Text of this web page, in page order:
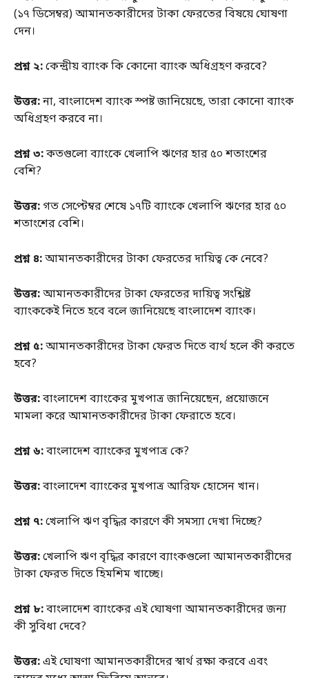
(১৭ ডিসেম্বর) আমানতকারীদের টাকা ফেরতের বিষয়ে ঘোষণা
দেন।
প্রশ্ন ২:কেন্দ্রীয় ব্যাংক কি কোনো ব্যাংক অধিগ্রহণ করবে?
উত্তর:না, বাংলাদেশ ব্যাংক স্পষ্ট জানিয়েছে, তারা কোনো ব্যাংক
অধিগ্রহণ করবে না।
প্রশ্ন ৩:কতগুলো ব্যাংকে খেলাপি ঋণের হার ৫০ শতাংশের
বেশি?
উত্তর: গত সেপ্টেম্বর শেষে ১৭টি ব্যাংকে খেলাপি ঋণের হার ৫০
শতাংশের বেশি।
প্রশ্ন ৪:আমানতকারীদের টাকা ফেরতের দায়িত্ব কে নেবে?
উত্তর:আমানতকারীদের টাকা ফেরতের দায়িত্ব সংশ্লিষ্ট
ব্যাংককেই নিতে হবে বলে জানিয়েছে বাংলাদেশ ব্যাংক।
প্রশ্ন ৫:আমানতকারীদের টাকা ফেরত দিতে ব্যর্থ হলে কী করতে
হবে?
উত্তর:বাংলাদেশ ব্যাংকের মুখপাত্র জানিয়েছেন, প্রয়োজনে
মামলা করে আমানতকারীদের টাকা ফেরাতে হবে।
প্রশ্ন ৬:বাংলাদেশ ব্যাংকের মুখপাত্র কে?
উত্তর:বাংলাদেশ ব্যাংকের মুখপাত্র আরিফ হোসেন খান।
প্রশ্ন ৭:খেলাপি ঋণ বৃদ্ধির কারণে কী সমস্যা দেখা দিচ্ছে?
উত্তর:খেলাপি ঋণ বৃদ্ধির কারণে ব্যাংকগুলো আমানতকারীদের
টাকা ফেরত দিতে হিমশিম খাচ্ছে।
প্রশ্ন ৮:বাংলাদেশ ব্যাংকের এই ঘোষণা আমানতকারীদের জন্য
কী সুবিধা দেবে?
উত্তর:এই ঘোষণা আমানতকারীদের স্বার্থ রক্ষা করবে এবং